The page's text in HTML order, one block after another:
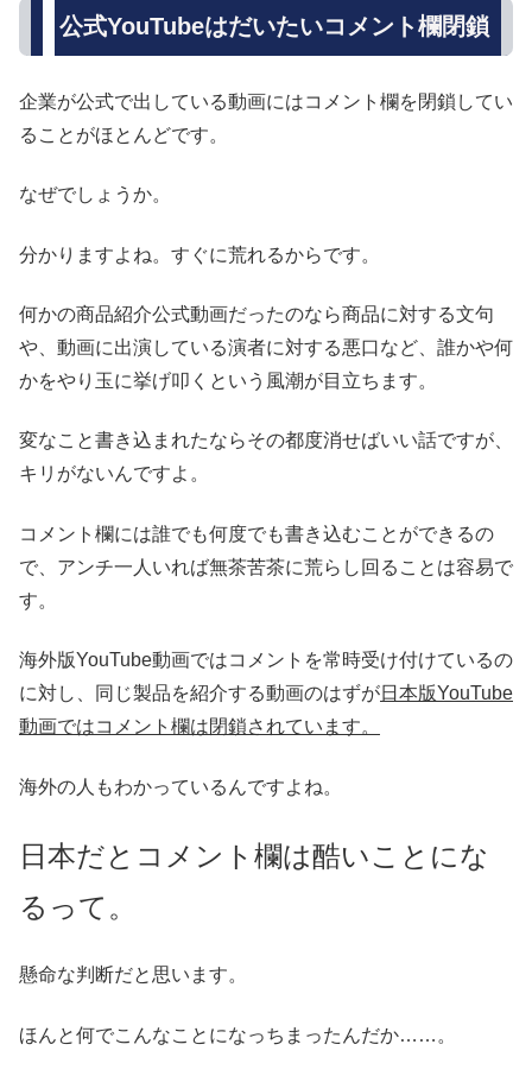
公式YouTubeはだいたいコメント欄閉鎖
企業が公式で出している動画にはコメント欄を閉鎖してい
ることがほとんどです。
なぜでしょうか。
分かりますよね。すぐに荒れるからです。
何かの商品紹介公式動画だったのなら商品に対する文句
や、動画に出演している演者に対する悪口など、誰かや何
かをやり玉に挙げ叩くという風潮が目立ちます。
変なこと書き込まれたならその都度消せばいい話ですが、
キリがないんですよ。
コメント欄には誰でも何度でも書き込むことができるの
で、アンチ一人いれば無茶苦茶に荒らし回ることは容易で
す。
海外版YouTube動画ではコメントを常時受け付けているの
に対し、同じ製品を紹介する動画のはずが日本版YouTube
動画ではコメント欄は閉鎖されています。
海外の人もわかっているんですよね。
日本だとコメント欄は酷いことにな
るって。
懸命な判断だと思います。
ほんと何でこんなことになっちまったんだか……。